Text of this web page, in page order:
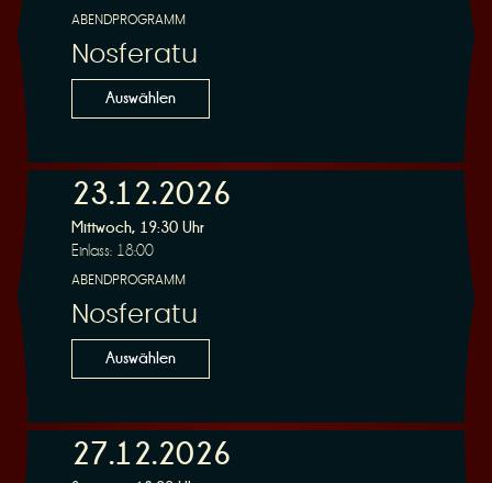
ABENDPROGRAMM
Nosferatu
Auswählen
23.12.2026
Mittwoch, 19:30 Uhr
Einlass: 18:00
ABENDPROGRAMM
Nosferatu
Auswählen
27.12.2026